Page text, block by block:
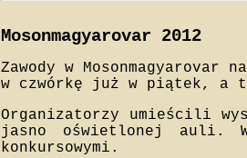
Mosonmagyarovar 2012
Zawody w
w czwórkę już w piątek, a
Organizatorzy umieścili
jasno oświetlonej auli.
konkursowymi.